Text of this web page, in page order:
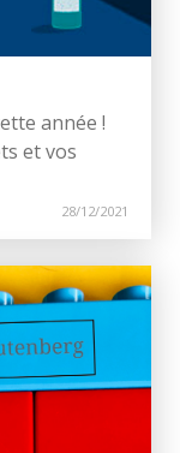
année !
et vos
28/12/2021